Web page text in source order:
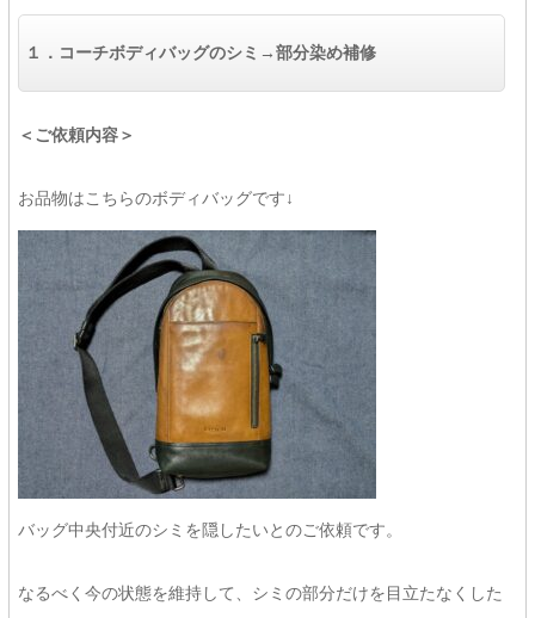
１．コーチボディバッグのシミ→部分染め補修
＜ご依頼内容＞
お品物はこちらのボディバッグです↓
バッグ中央付近のシミを隠したいとのご依頼です。
なるべく今の状態を維持して、シミの部分だけを目立たなくした